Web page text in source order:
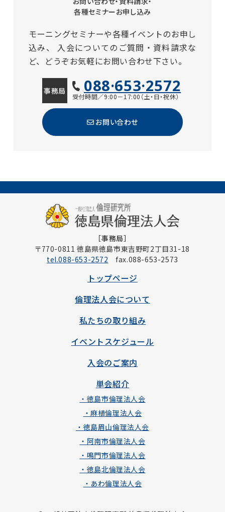
各種セミナーお申し込み
モーニングセミナーや各種イベントのお申し
込み、
入会についてのご質問・資料請求な
ど、どうぞお気軽にお問い合わせ下さい。
事務局 088·653·2572
受付時間／9:00－17:00（土・日・祝休）
お問い合わせ
［事務局］
〒770-0811 徳島県徳島市東吉野町2丁目31-18
tel.088-653-2572 fax.088-653-2573
トップページ
倫理法人会について
私たちの取り組み
イベントスケジュール
入会のご案内
単会紹介
・徳島市倫理法人会
・麻植倫理法人会
・徳島眉山倫理法人会
・阿南市倫理法人会
・鳴門市倫理法人会
・徳島北倫理法人会
・あわ倫理法人会